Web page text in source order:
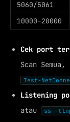
5060/5061
10000-20000
Cek port
Scan
Test-
Listening
atau
ss -